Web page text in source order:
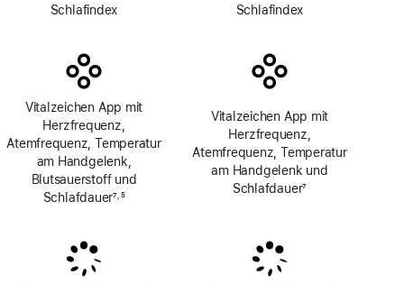
Schlafindex
Vitalzeichen App mit
Herzfrequenz,
Atemfrequenz, Temperatur
am Handgelenk,
Blutsauerstoff und
Schlafdauer7 5
Schlafindex
Vitalzeichen App mit
Herzfrequenz,
Atemfrequenz, Temperatur
am Handgelenk und
Schlafdauer7